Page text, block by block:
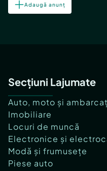
Adaugă anunț
Secțiuni Lajumate
Auto, moto și
Imobiliare
Locuri de muncă
Electronice și
Modă și frumusețe
Piese auto